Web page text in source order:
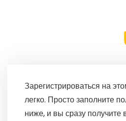
Зарегистрироваться на
легко. Просто заполните
ниже, и вы сразу